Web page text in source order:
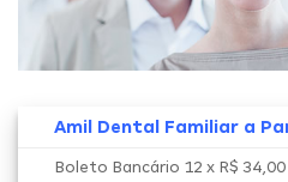
Amil Dental Familiar a
Boleto Bancário 12 x R$